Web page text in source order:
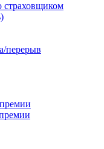
страховщиком
перерыв